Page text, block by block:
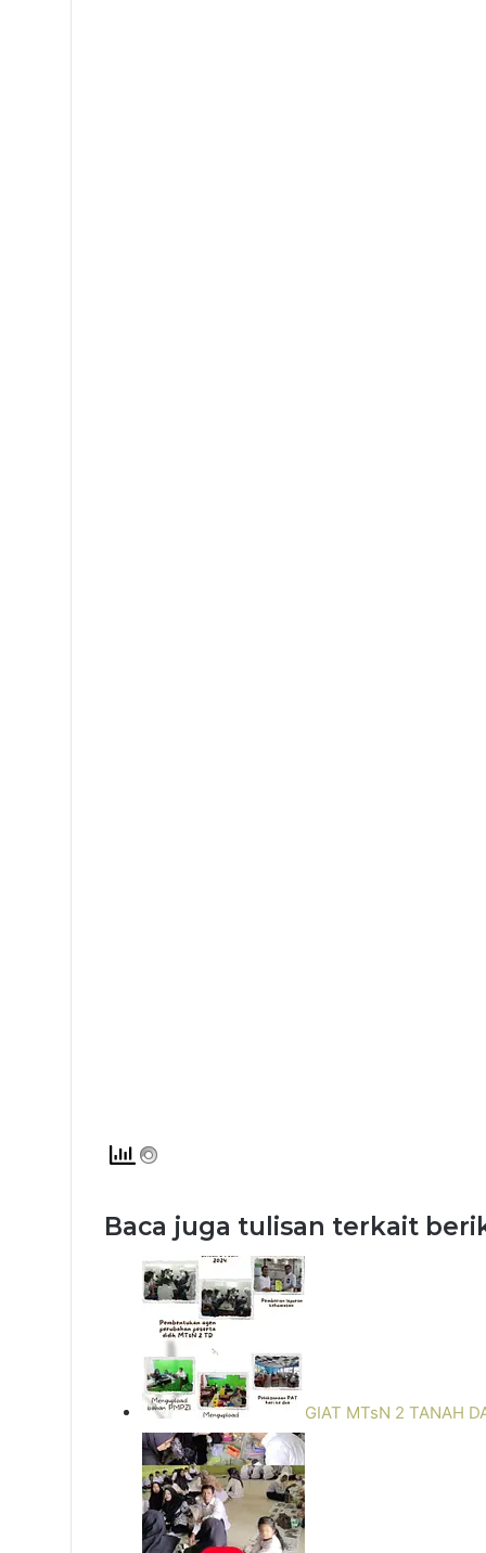
Baca juga tulisan terkait
GIAT MTsN 2 TANAH